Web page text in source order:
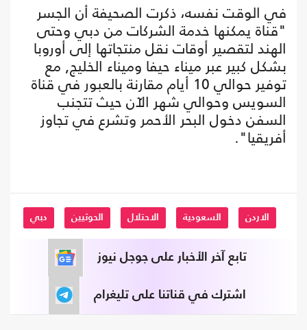
في الوقت نفسه، ذكرت الصحيفة أن الجسر
"قناة يمكنها خدمة الشركات من دبي وحتى
الهند لتقصير أوقات نقل منتجاتها إلى أوروبا
بشكل كبير عبر ميناء حيفا وميناء الخليج, مع
توفير حوالي 10 أيام مقارنة بالعبور في قناة
السويس وحوالي شهر الآن حيث تتجنب
السفن دخول البحر الأحمر وتشرع في تجاوز
أفريقيا".
الاردن السعودية الاحتلال الحوثيين دبي
تابع آخر الأخبار على جوجل نيوز
اشترك في قناتنا على تليغرام